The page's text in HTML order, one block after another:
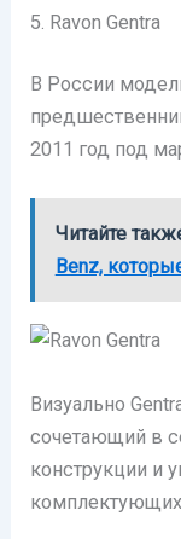
5. Ravon Gentra
В России
2011 год под
Читайте
Benz,
Визуально
сочетающий в
конструкции и